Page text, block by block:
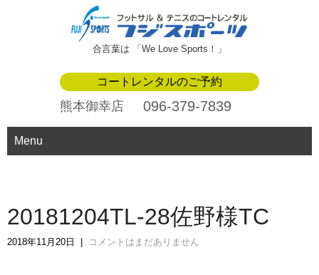
合言葉は 「We Love Sports！」
コートレンタルのご予約
熊本御幸店 096-379-7839
Menu
20181204TL-28佐野様TC
2018年11月20日 コメントはまだありません